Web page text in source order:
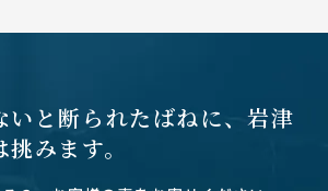
いと断られたばねに、岩津
みます。